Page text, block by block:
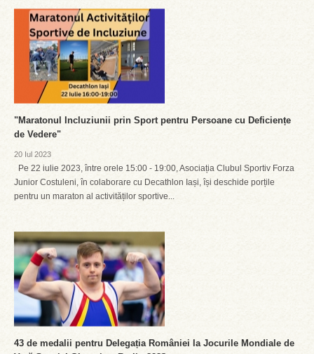
"Maratonul Incluziunii prin Sport pentru Persoane cu Deficiențe
de Vedere"
20 Iul 2023
Pe 22 iulie 2023, între orele 15:00 - 19:00, Asociația Clubul Sportiv Forza
Junior Costuleni, în colaborare cu Decathlon Iași, își deschide porțile
pentru un maraton al activităților sportive...
43 de medalii pentru Delegația României la Jocurile Mondiale de